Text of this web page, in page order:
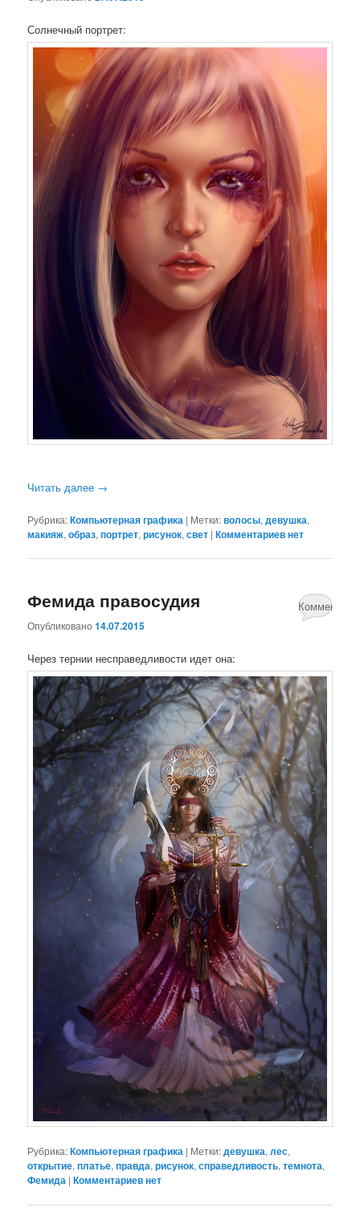
Солнечный портрет:
Читать далее →
Рубрика:Компьютерная графика | Метки:волосы,девушка,
макияж,образ,портрет,рисунок,свет |Комментариев нет
Фемида правосудия
Опубликовано14.07.2015
Через тернии несправедливости идет она:
Рубрика:Компьютерная графика | Метки:девушка,лес,
открытие,платье,правда,рисунок,справедливость,темнота,
Фемида |Комментариев нет